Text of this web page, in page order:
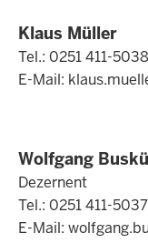
Klaus Müller
Tel.: 0251 411-5038
E-Mail:
Wolfgang
Dezernent
Tel.: 0251 411-5037
E-Mail: